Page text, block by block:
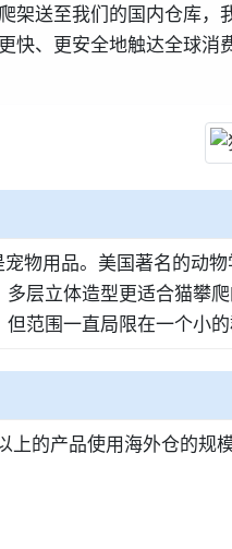
送至我们的国内仓库
、更安全地触达全球消
物用品。美国著名的动
层立体造型更适合猫攀
范围一直局限在一个小的
的产品使用海外仓的